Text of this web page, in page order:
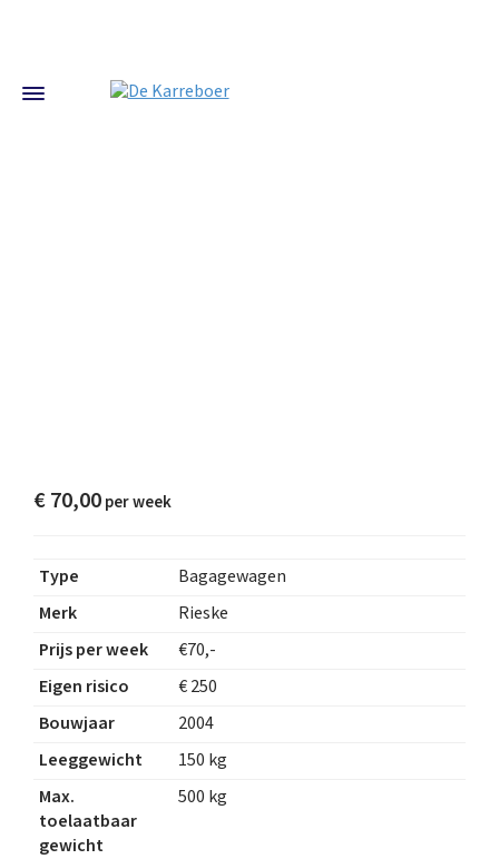
€70,00
Type
Bagagewagen
Merk
Rieske
Prijs per week
€70,-
Eigen risico
€ 250
Bouwjaar
2004
Leeggewicht
150 kg
Max.
toelaatbaar
gewicht
500 kg